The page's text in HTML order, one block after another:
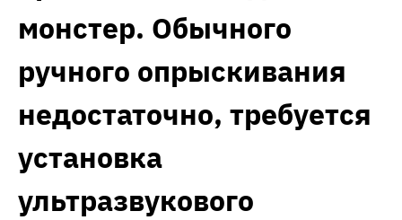
монстер. Обычного
ручного опрыскивания
недостаточно, требуется
установка
ультразвукового